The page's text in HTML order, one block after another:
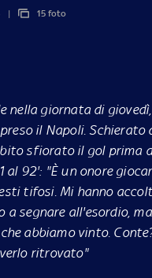
15 foto
nella giornata di
il Napoli. Schierato
sfiorato il gol prima
al 92': "È un onore
tifosi. Mi hanno
a segnare all'esordio,
abbiamo vinto.
ritrovato"